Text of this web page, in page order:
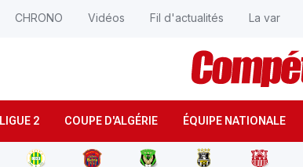
LIGUE 2 COUPE D'ALGÉRIE ÉQUIPE NATIONALE
CHRONO Vidéos Fil d'actualités La var